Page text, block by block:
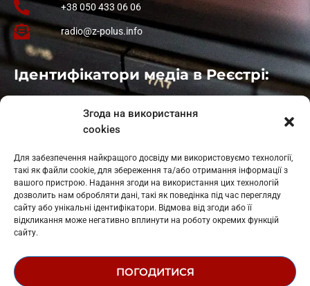
Згода на використання
cookies
Для забезпечення найкращого досвіду ми використовуємо технології,
такі як файли cookie, для збереження та/або отримання інформації з
вашого пристрою. Надання згоди на використання цих технологій
дозволить нам обробляти дані, такі як поведінка під час перегляду
сайту або унікальні ідентифікатори. Відмова від згоди або її
відкликання може негативно вплинути на роботу окремих функцій
сайту.
ПОГОДИТИСЯ
+38 050 433 06 06
radio@z-polus.info
Ідентифікатори медіа в Реєстрі:
: L11-01410
: L11-01801
Косів: L11-01805
Гарасимів: L11-02274